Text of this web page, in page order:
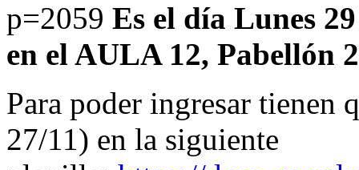
p=2059 Es el día Lunes
en el AULA 12, Pabellón
Para poder ingresar tienen
27/11) en la siguiente